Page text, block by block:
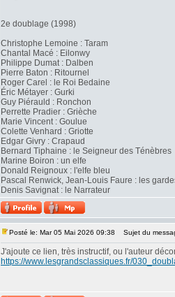
2e doublage (1998)
Christophe Lemoine : Taram
Chantal Macé : Eilonwy
Philippe Dumat : Dalben
Pierre Baton : Ritournel
Roger Carel : le Roi Bedaine
Éric Métayer : Gurki
Guy Piérauld : Ronchon
Perrette Pradier : Grièche
Marie Vincent : Goulue
Colette Venhard : Griotte
Edgar Givry : Crapaud
Bernard Tiphaine : le Seigneur des Ténèbres
Marine Boiron : un elfe
Donald Reignoux : l'elfe bleu
Pascal Renwick, Jean-Louis Faure : les
Denis Savignat : le Narrateur
Posté le: Mar 05 Mai 2026 09:38 Sujet du
J'ajoute ce lien, très instructif, ou l'auteur
https://www.lesgrandsclassiques.fr/